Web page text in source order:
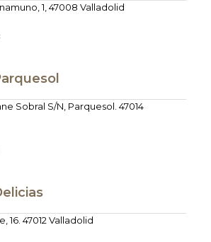
1, 47008 Valladolid
Sobral S/N, Parquesol. 47014
16. 47012 Valladolid